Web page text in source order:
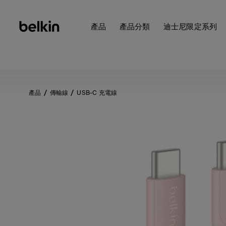
產品 產品分類 迪士尼限定系列
產品 傳輸線 USB-C 充電線